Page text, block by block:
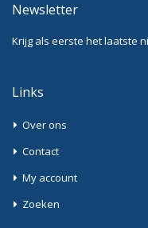
Newsletter
Krijg als eerste het laatste
Links
Over ons
Contact
My account
Zoeken